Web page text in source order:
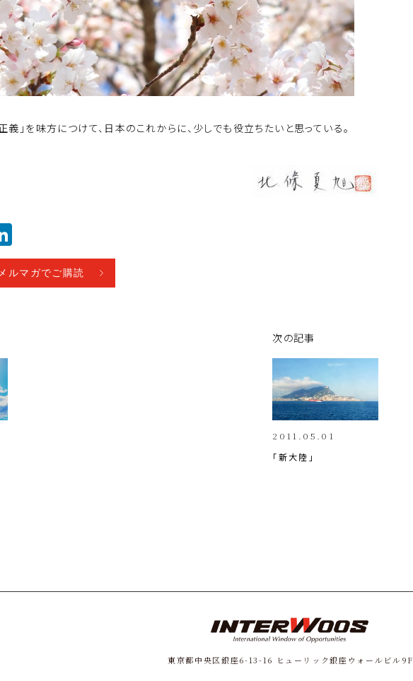
義」を味方につけて、日本のこれからに、少しでも役立ちたいと思っている。
n
k
ルマガでご購読
次の記事
2011.05.01
「新大陸」
東京都中央区銀座6-13-16 ヒューリック銀座ウォールビル9F